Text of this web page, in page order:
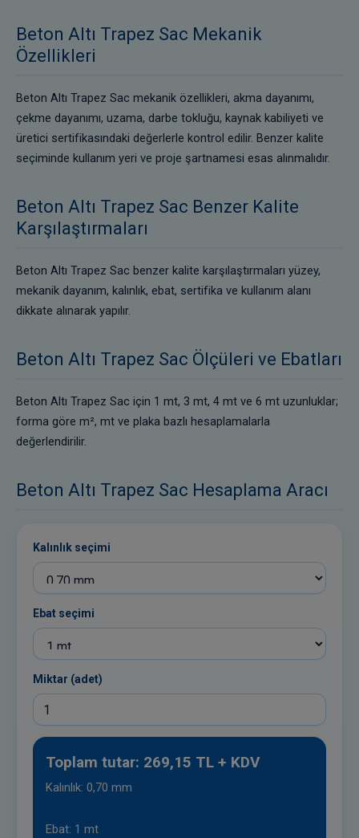
Beton Altı Trapez Sac Mekanik
Özellikleri
Beton Altı Trapez Sac mekanik özellikleri, akma dayanımı,
çekme dayanımı, uzama, darbe tokluğu, kaynak kabiliyeti ve
üretici sertifikasındaki değerlerle kontrol edilir. Benzer kalite
seçiminde kullanım yeri ve proje şartnamesi esas alınmalıdır.
Beton Altı Trapez Sac Benzer Kalite
Karşılaştırmaları
Beton Altı Trapez Sac benzer kalite karşılaştırmaları yüzey,
mekanik dayanım, kalınlık, ebat, sertifika ve kullanım alanı
dikkate alınarak yapılır.
Beton Altı Trapez Sac Ölçüleri ve Ebatları
Beton Altı Trapez Sac için 1 mt, 3 mt, 4 mt ve 6 mt uzunluklar;
forma göre m², mt ve plaka bazlı hesaplamalarla
değerlendirilir.
Beton Altı Trapez Sac Hesaplama Aracı
Kalınlık seçimi
Ebat seçimi
Miktar (adet)
Toplam tutar: 269,15 TL + KDV
Kalınlık: 0,70 mm
Ebat: 1 mt